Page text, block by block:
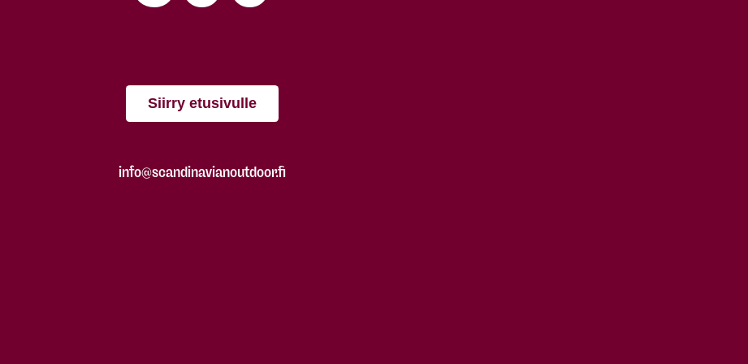
Siirry etusivulle
info@scandinavianoutdoor.fi